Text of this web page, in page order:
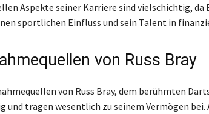
Aspekte seiner Karriere sind vielschichtig, da
sportlichen Einfluss und sein Talent in
von Russ Bray
von Russ Bray, dem berühmten
und tragen wesentlich zu seinem Vermögen bei.